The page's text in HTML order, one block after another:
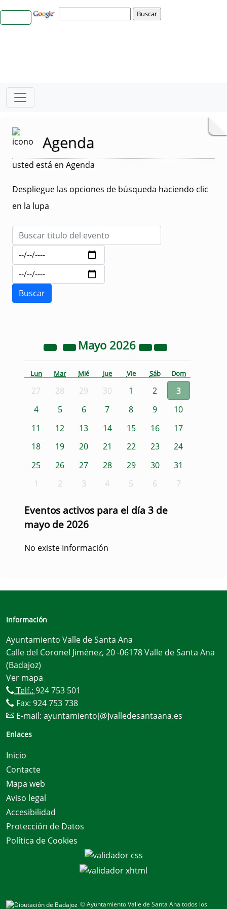
Agenda
usted está en Agenda
Despliegue las opciones de búsqueda haciendo clic
en la lupa
Mayo 2026
Lun Mar Mié Jue Vie Sáb Dom
27 28 29 30 1 2
3
4
5 6 7 8 9
10
11
12 13 14 15 16
17
18
19 20 21 22 23
24
25
26 27 28 29 30
31
1
2 3 4 5 6 7
Eventos activos para el día 3 de
mayo de 2026
No existe Información
Información
Ayuntamiento Valle de Santa Ana
Calle del Coronel Jiménez, 20 -06178 Valle de Santa Ana
(Badajoz)
Ver mapa
Telf.: 924 753 501
Fax: 924 753 738
E-mail: ayuntamiento[@]valledesantaana.es
Enlaces
Inicio
Contacte
Mapa web
Aviso legal
Accesibilidad
Protección de Datos
Política de Cookies
© Ayuntamiento Valle de Santa Ana todos los